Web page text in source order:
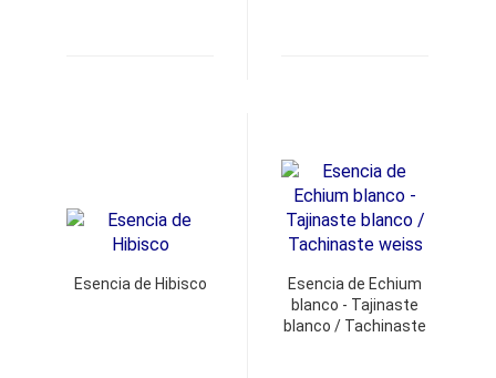
Esencia de Hibisco
Esencia de Echium
blanco - Tajinaste
blanco / Tachinaste